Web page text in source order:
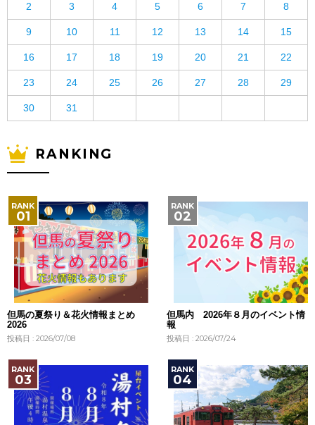
2 3 4 5 6 7 8
9 10 11 12 13 14 15
16 17 18 19 20 21 22
23 24 25 26 27 28 29
30 31
RANKING
但馬の夏祭り＆花火情報まとめ
2026
投稿日 : 2026/07/08
但馬内 2026年８月のイベント情
報
投稿日 : 2026/07/24